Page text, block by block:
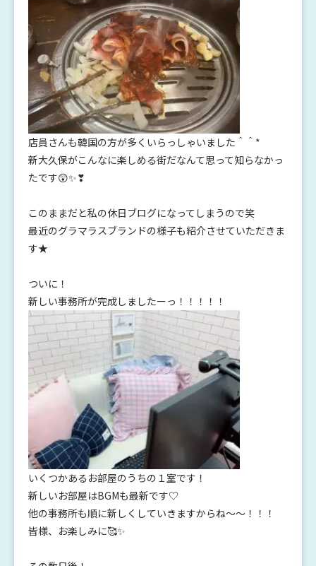
店員さんも韓国の方が多くいらっしゃいました＾＾*
新大久保がこんなに楽しめる街だなんて思って知らなかっ
たです😲✨❣
このままだと私の休日ブログになってしまうので笑
最近のグラマラスブランドの様子も紹介させていただきま
す★
ついに！
新しい事務所が完成しましたーっ！！！！！
いくつかあるお部屋のうちの１室です！
新しいお部屋はBGMも最新です♡
他の事務所も順に新しくしていきますからね～～！！！
皆様、お楽しみに🥰✨